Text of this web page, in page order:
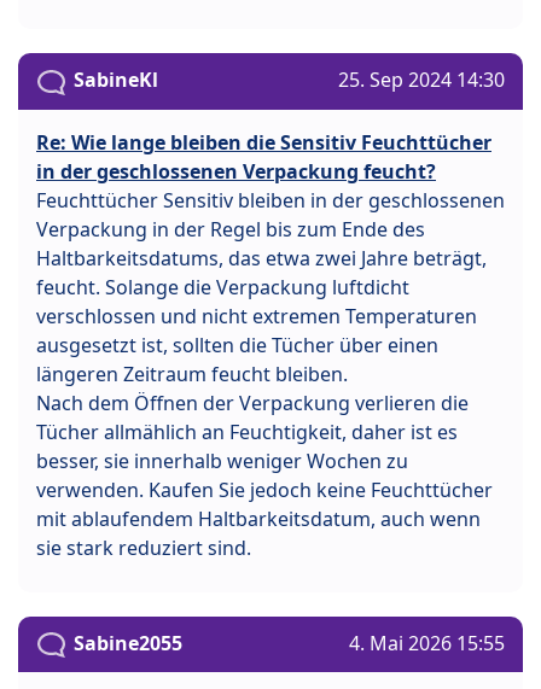
SabineKl 25. Sep 2024 14:30
Re: Wie lange bleiben die Sensitiv Feuchttücher
in der geschlossenen Verpackung feucht?
Feuchttücher Sensitiv bleiben in der geschlossenen
Verpackung in der Regel bis zum Ende des
Haltbarkeitsdatums, das etwa zwei Jahre beträgt,
feucht. Solange die Verpackung luftdicht
verschlossen und nicht extremen Temperaturen
ausgesetzt ist, sollten die Tücher über einen
längeren Zeitraum feucht bleiben.
Nach dem Öffnen der Verpackung verlieren die
Tücher allmählich an Feuchtigkeit, daher ist es
besser, sie innerhalb weniger Wochen zu
verwenden. Kaufen Sie jedoch keine Feuchttücher
mit ablaufendem Haltbarkeitsdatum, auch wenn
sie stark reduziert sind.
Sabine2055 4. Mai 2026 15:55